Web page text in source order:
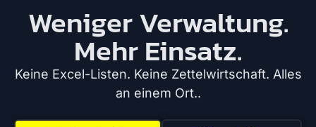
Weniger Verwaltung.
Mehr Einsatz.
Keine Excel-Listen. Keine Zettelwirtschaft. Alles
an einem Ort..